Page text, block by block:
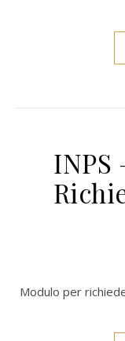
INPS
Modulo per